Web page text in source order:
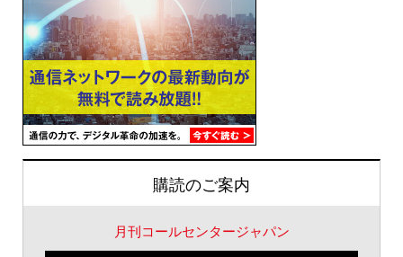
購読のご案内
月刊コールセンタージャパン